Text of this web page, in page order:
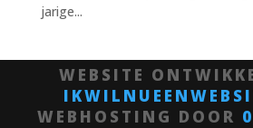
jarige...
WEBSITE
WEBHOSTING DOOR